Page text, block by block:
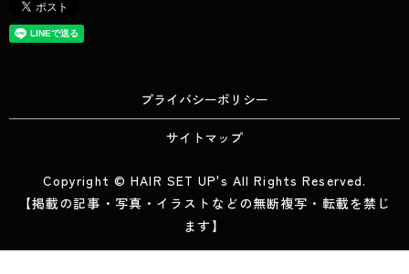
プライバシーポリシー
サイトマップ
Copyright © HAIR SET UP's All Rights Reserved.
【掲載の記事・写真・イラストなどの無断複写・転載を禁じ
ます】